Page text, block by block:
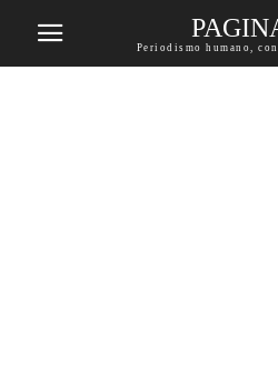
Periodismo humano,